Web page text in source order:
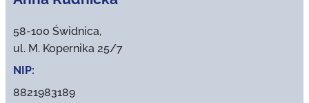
58-100 Świdnica,
ul. M. Kopernika 25/7
NIP:
8821983189